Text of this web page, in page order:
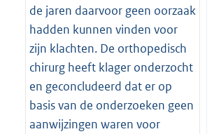
de jaren daarvoor geen oorzaak
hadden kunnen vinden voor
zijn klachten. De orthopedisch
chirurg heeft klager onderzocht
en geconcludeerd dat er op
basis van de onderzoeken geen
aanwijzingen waren voor